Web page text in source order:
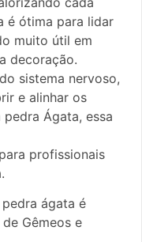
é ótima para lidar
muito útil em
decoração.
sistema nervoso,
e alinhar os
Ágata, essa
profissionais
ágata é
Gêmeos e